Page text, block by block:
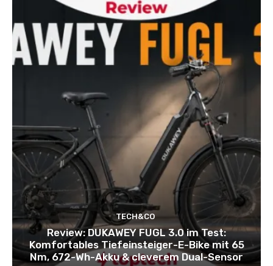
TECH&CO
Review: DUKAWEY FUGL 3.0 im Test:
Komfortables Tiefeinsteiger-E-Bike mit 65
Nm, 672-Wh-Akku & cleverem Dual-Sensor